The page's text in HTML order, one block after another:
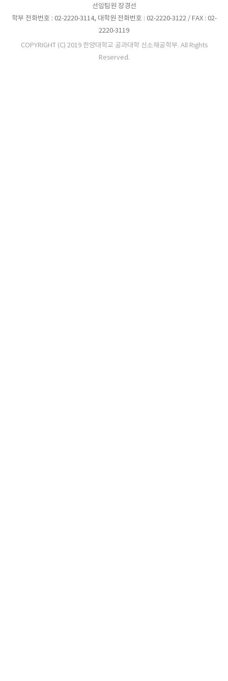
선임팀원 장경선
학부 전화번호 : 02-2220-3114, 대학원 전화번호 : 02-2220-3122 / FAX : 02-
2220-3119
COPYRIGHT (C) 2019 한양대학교 공과대학 신소재공학부. All Rights
Reserved.